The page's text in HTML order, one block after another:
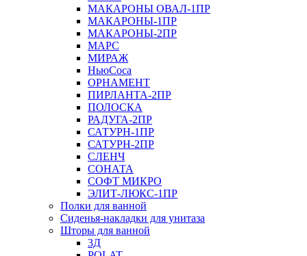
МАКАРОНЫ ОВАЛ-1ПР
МАКАРОНЫ-1ПР
МАКАРОНЫ-2ПР
МАРС
МИРАЖ
НьюСоса
ОРНАМЕНТ
ПИРЛАНТА-2ПР
ПОЛОСКА
РАДУГА-2ПР
САТУРН-1ПР
САТУРН-2ПР
СЛЕНЧ
СОНАТА
СОФТ МИКРО
ЭЛИТ-ЛЮКС-1ПР
Полки для ванной
Сиденья-накладки для унитаза
Шторы для ванной
3Д